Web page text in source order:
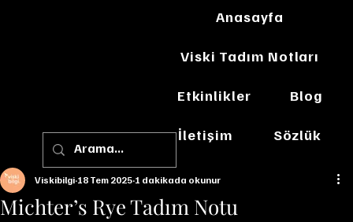
Anasayfa
Viski Tadım Notları
Etkinlikler Blog
İletişim Sözlük
Michter’s Rye Tadım Notu
Viskibilgi 18 Tem 2025 1 dakikada okunur